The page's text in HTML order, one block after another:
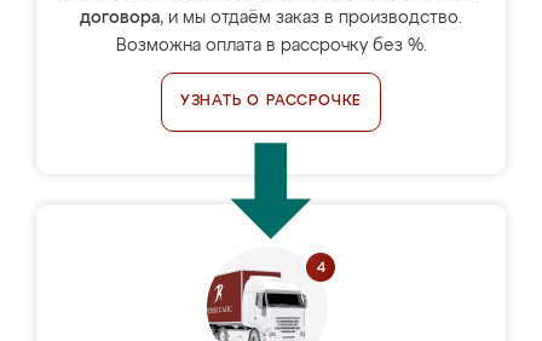
договора, и мы отдаём заказ в производство.
Возможна оплата в рассрочку без %.
УЗНАТЬ О РАССРОЧКЕ